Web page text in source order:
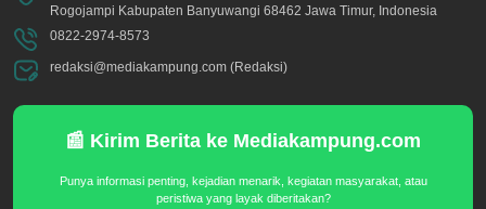
Rogojampi Kabupaten Banyuwangi 68462 Jawa Timur, Indonesia
0822-2974-8573
redaksi@mediakampung.com (Redaksi)
📰 Kirim Berita ke Mediakampung.com
Punya informasi penting, kejadian menarik, kegiatan masyarakat, atau
peristiwa yang layak diberitakan?